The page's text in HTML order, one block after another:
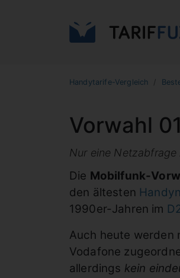
Handytarife-Vergleich
Vorwahl
Nur eine
Die Mobilfunk-
den ältesten
1990er-Jahren im
Auch heute werden
Vodafone
allerdings kein